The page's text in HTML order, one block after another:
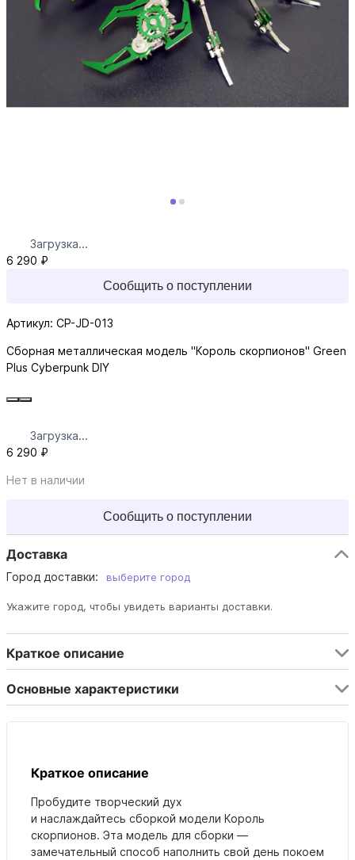
Загрузка...
6 290 ₽
Сообщить о поступлении
Артикул: CP-JD-013
Сборная металлическая модель "Король скорпионов" Green
Plus Cyberpunk DIY
Загрузка...
6 290 ₽
Нет в наличии
Сообщить о поступлении
Доставка
Город доставки: выберите город
Укажите город, чтобы увидеть варианты доставки.
Краткое описание
Основные характеристики
Краткое описание
Пробудите творческий дух
и наслаждайтесь сборкой модели Король
скорпионов. Эта модель для сборки —
замечательный способ наполнить свой день покоем